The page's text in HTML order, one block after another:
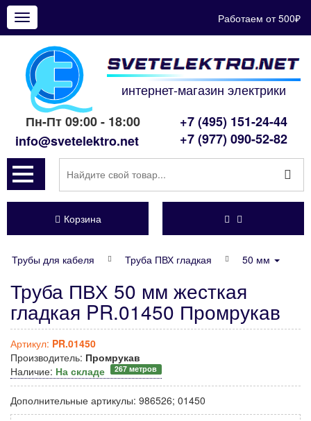
Показать
меню
Работаем от 500₽
интернет-магазин электрики
Пн-Пт 09:00 - 18:00
info@svetelektro.net
+7 (495) 151-24-44
+7 (977) 090-52-82
Корзина
Трубы для кабеля Труба ПВХ гладкая 50 мм
Труба ПВХ 50 мм жесткая
гладкая PR.01450 Промрукав
Артикул: PR.01450
Производитель: Промрукав
Наличие: На складе 267 метров
Дополнительные артикулы: 986526; 01450